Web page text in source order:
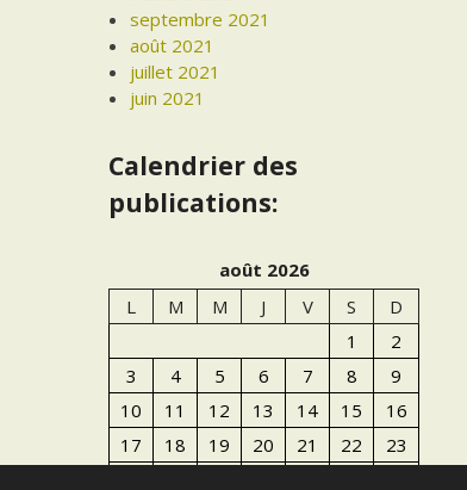
septembre 2021
août 2021
juillet 2021
juin 2021
Calendrier des
publications:
août 2026
L
M M J V S
D
1
2
3
4 5 6 7 8
9
10
11 12 13 14 15
16
17
18 19 20 21 22
23